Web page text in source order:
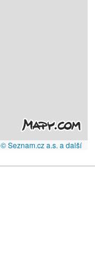
© Seznam.cz a.s. a další